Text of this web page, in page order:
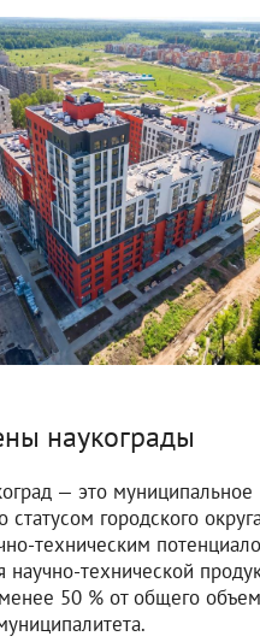
наукограды
— это муниципальное
статусом городского
техническим
научно-технической
50 % от общего